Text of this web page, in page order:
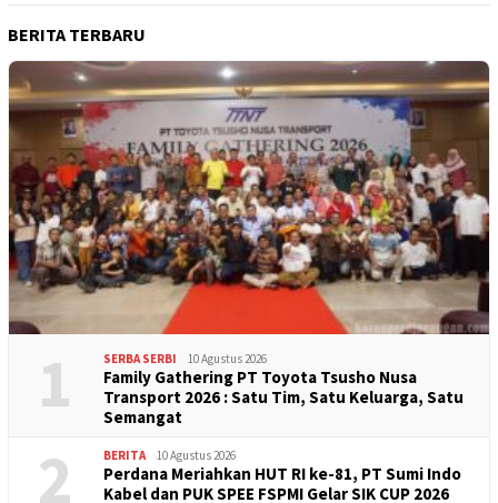
BERITA TERBARU
1 SERBA SERBI 10 Agustus 2026
Family Gathering PT Toyota Tsusho Nusa
Transport 2026 : Satu Tim, Satu Keluarga, Satu
Semangat
2 BERITA 10 Agustus 2026
Perdana Meriahkan HUT RI ke-81, PT Sumi Indo
Kabel dan PUK SPEE FSPMI Gelar SIK CUP 2026